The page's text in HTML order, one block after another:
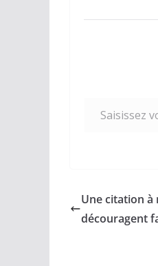
Une citation à
découragent